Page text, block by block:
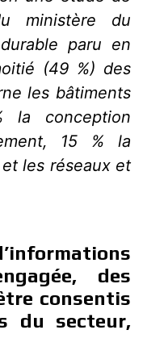
ministère du
paru en
(49 %) des
les bâtiments
la conception
15 % la
et les réseaux et
des
consentis
du secteur,